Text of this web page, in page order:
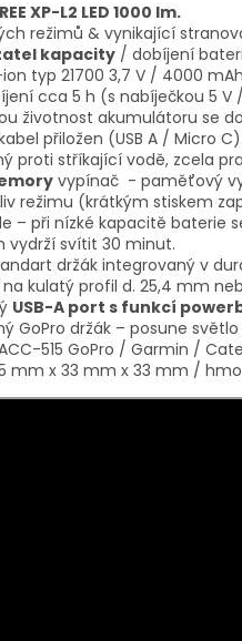
XP-L2 LED 1000 lm.
režimů & vynikající
kapacity / dobíjení
typ 21700 3,7 V / 4000
cca 5 h (s nabíječkou 5 V
životnost akumulátoru se
přiložen (USB A / Micro C).
proti stříkající vodě, zcela
vypínač - paměťový
režimu (krátkým stiskem
– při nízké kapacitě baterie
vydrží svítit 30 minut.
držák integrovaný v
kulatý profil d. 25,4 mm
USB-A port s funkcí
GoPro držák – posune
515 GoPro / Garmin /
mm x 33 mm x 33 mm /